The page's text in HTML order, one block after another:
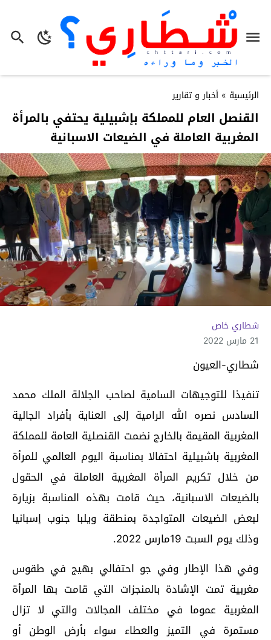
الرئيسية » أخبار و تقارير
القنصل العام للمملكة بإشبيلية يحتفي بالمرأة
المغربية العاملة في الضيعات الاسبانية
شطاري خاص
21 مارس 2022
شطاري-العيون
تنفيذا للتوجيهات السامية لصاحب الجلالة الملك محمد
السادس نصره الله الرامية إلى العناية بأفراد الجالية
المغربية المقيمة بالخارج نضمت القنصلية العامة للمملكة
المغربية باشبيلية احتفالا بمناسبة اليوم العالمي للمرأة
من خلال تكريم المرأة المغربية العاملة في الحقول
بالضيعات الاسبانية، حيث قامت بهذه المناسبة بزيارة
لبعض الضيعات المتواجدة بمنطقة ويلبا جنوب إسبانيا
وذلك يوم السبت 19مارس 2022.
وفي هذا الإطار وفي جو احتفالي بهيج في طقوس
مغربية تمت الإشادة بالمنجزات التي قامت بها المرأة
المغربية عموما في مختلف المجالات والتي لا تزال
مستمرة في التميز والعطاء سواء بأرض الوطن أو